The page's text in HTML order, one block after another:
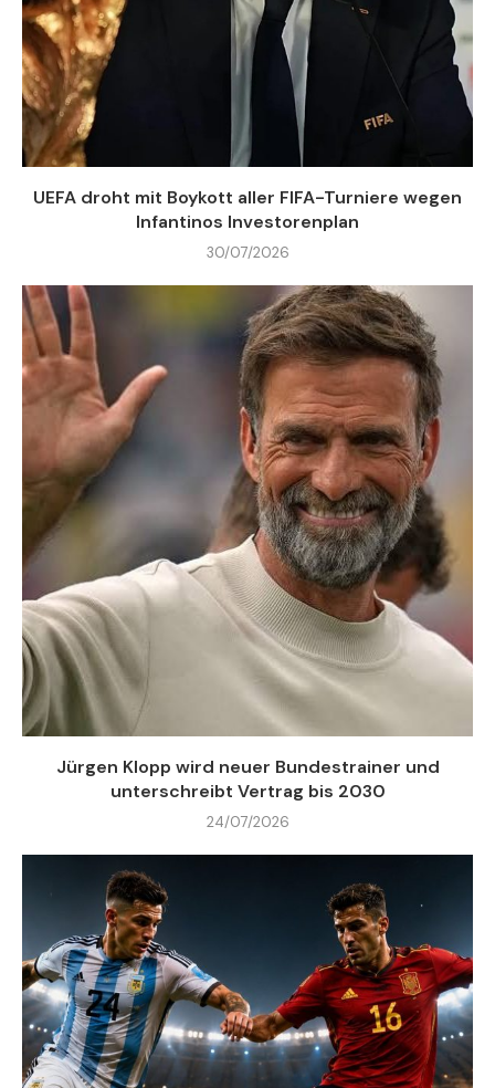
UEFA droht mit Boykott aller FIFA-Turniere wegen
Infantinos Investorenplan
30/07/2026
Jürgen Klopp wird neuer Bundestrainer und
unterschreibt Vertrag bis 2030
24/07/2026